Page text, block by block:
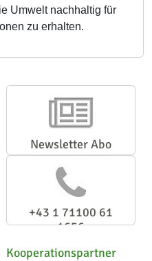
Umwelt nachhaltig für
zu erhalten.
Newsletter Abo
+43 1 71100 61
1656
Kooperationspartner